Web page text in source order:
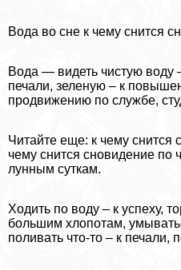
Вода во сне к чему снится
Вода — видеть чистую воду
печали, зеленую – к
продвижению по службе,
Читайте еще: к чему снится
чему снится сновидение по
лунным суткам.
Ходить по воду – к успеху,
большим хлопотам,
поливать что-то – к печали,